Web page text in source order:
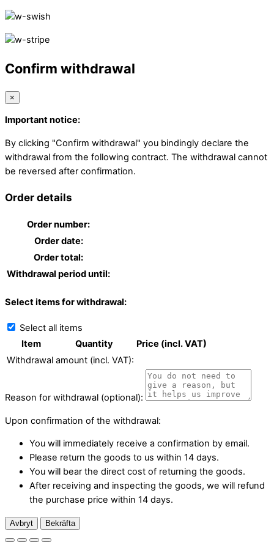
Confirm withdrawal
×
Important notice:
By clicking "Confirm withdrawal" you bindingly declare the
withdrawal from the following contract. The withdrawal cannot
be reversed after confirmation.
Order details
Order number:
Order date:
Order total:
Withdrawal period until:
Select items for withdrawal:
Select all items
Item
Quantity
Price (incl. VAT)
Withdrawal amount (incl. VAT):
Reason for withdrawal (optional):
Upon confirmation of the withdrawal:
You will immediately receive a confirmation by email.
Please return the goods to us within 14 days.
You will bear the direct cost of returning the goods.
After receiving and inspecting the goods, we will refund
the purchase price within 14 days.
Avbryt Bekräfta